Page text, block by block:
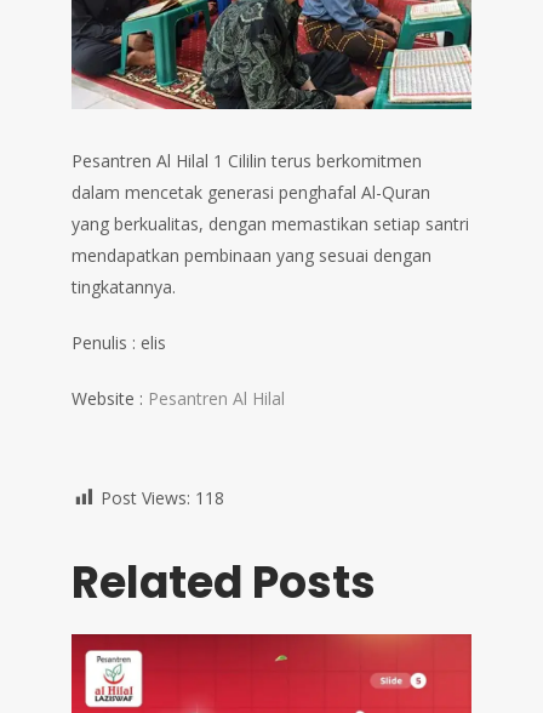
Pesantren Al Hilal 1 Cililin terus berkomitmen
dalam mencetak generasi penghafal Al-Quran
yang berkualitas, dengan memastikan setiap santri
mendapatkan pembinaan yang sesuai dengan
tingkatannya.
Penulis : elis
Website : Pesantren Al Hilal
Post Views: 118
Related Posts